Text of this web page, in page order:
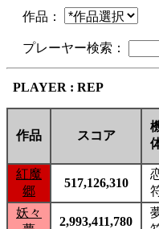
作品：
プレーヤー検索：
PLAYER : REP
作品 スコア
紅魔
郷
517,126,310
妖々
2,993,411,780